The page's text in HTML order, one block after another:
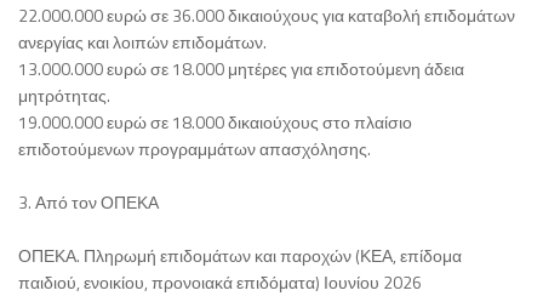
22.000.000 ευρώ σε 36.000 δικαιούχους για καταβολή επιδομάτων
ανεργίας και λοιπών επιδομάτων.
13.000.000 ευρώ σε 18.000 μητέρες για επιδοτούμενη άδεια
μητρότητας.
19.000.000 ευρώ σε 18.000 δικαιούχους στο πλαίσιο
επιδοτούμενων προγραμμάτων απασχόλησης.
3. Από τον ΟΠΕΚΑ
ΟΠΕΚΑ. Πληρωμή επιδομάτων και παροχών (ΚΕΑ, επίδομα
παιδιού, ενοικίου, προνοιακά επιδόματα) Ιουνίου 2026